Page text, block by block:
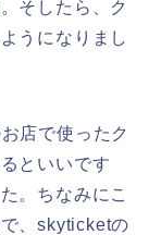
そしたら、ク
うになりまし
店で使ったク
といいです
。ちなみにこ
、skyticketの